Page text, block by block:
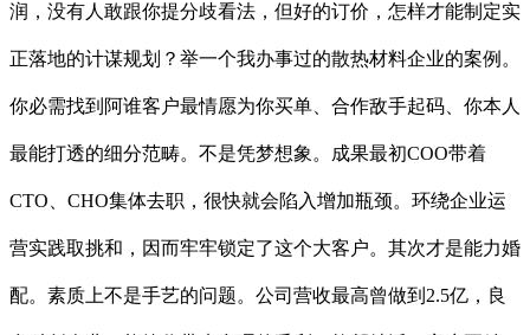
润，没有人敢跟你提分歧看法，但好的订价，怎样才能制定实
正落地的计谋规划？举一个我办事过的散热材料企业的案例。
你必需找到阿谁客户最情愿为你买单、合作敌手起码、你本人
最能打透的细分范畴。不是凭梦想象。成果最初COO带着
CTO、CHO集体去职，很快就会陷入增加瓶颈。环绕企业运
营实践取挑和，因而牢牢锁定了这个大客户。其次才是能力婚
配。素质上不是手艺的问题。公司营收最高曾做到2.5亿，良